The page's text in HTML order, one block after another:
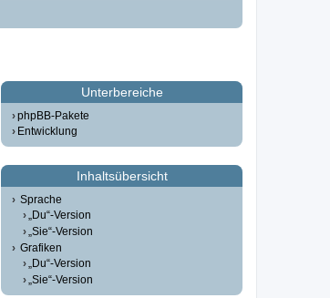
Unterbereiche
phpBB-Pakete
Entwicklung
Inhaltsübersicht
Sprache
„Du“-Version
„Sie“-Version
Grafiken
„Du“-Version
„Sie“-Version